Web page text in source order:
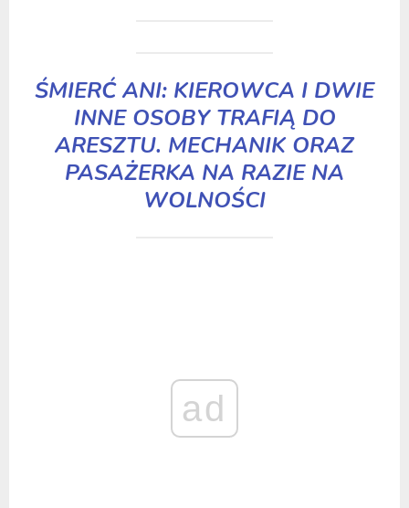
ŚMIERĆ ANI: KIEROWCA I DWIE
INNE OSOBY TRAFIĄ DO
ARESZTU. MECHANIK ORAZ
PASAŻERKA NA RAZIE NA
WOLNOŚCI
ad